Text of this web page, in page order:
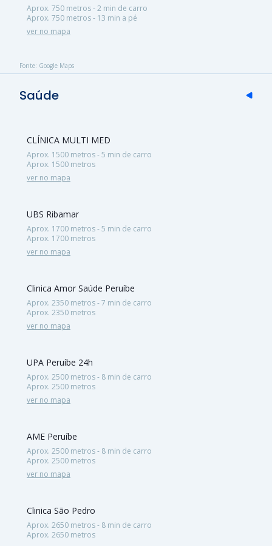
Aprox. 750 metros - 2 min de carro
Aprox. 750 metros - 13 min a pé
ver no mapa
Fonte: Google Maps
Saúde
CLÍNICA MULTI MED
Aprox. 1500 metros - 5 min de carro
Aprox. 1500 metros
ver no mapa
UBS Ribamar
Aprox. 1700 metros - 5 min de carro
Aprox. 1700 metros
ver no mapa
Clinica Amor Saúde Peruíbe
Aprox. 2350 metros - 7 min de carro
Aprox. 2350 metros
ver no mapa
UPA Peruíbe 24h
Aprox. 2500 metros - 8 min de carro
Aprox. 2500 metros
ver no mapa
AME Peruíbe
Aprox. 2500 metros - 8 min de carro
Aprox. 2500 metros
ver no mapa
Clinica São Pedro
Aprox. 2650 metros - 8 min de carro
Aprox. 2650 metros